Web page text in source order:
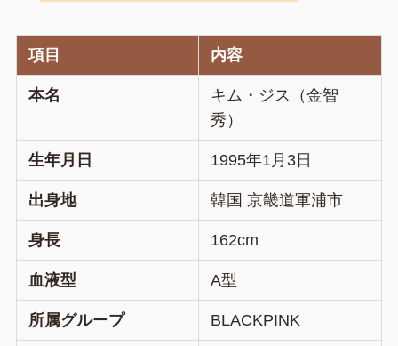
項目 内容
本名
キム・ジス（金智
秀）
生年月日 1995年1月3日
出身地 韓国 京畿道軍浦市
身長 162cm
血液型 A型
所属グループ BLACKPINK